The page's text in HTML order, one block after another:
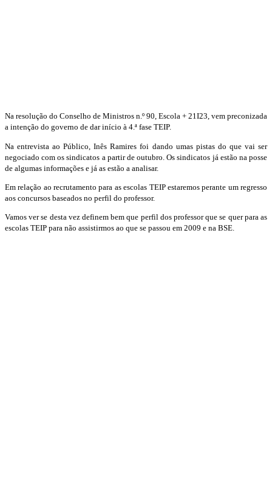
Na resolução do Conselho de Ministros n.º 90, Escola + 21Ι23, vem preconizada
a intenção do governo de dar início à 4.ª fase TEIP.
Na entrevista ao Público, Inês Ramires foi dando umas pistas do que vai ser
negociado com os sindicatos a partir de outubro. Os sindicatos já estão na posse
de algumas informações e já as estão a analisar.
Em relação ao recrutamento para as escolas TEIP estaremos perante um regresso
aos concursos baseados no perfil do professor.
Vamos ver se desta vez definem bem que perfil dos professor que se quer para as
escolas TEIP para não assistirmos ao que se passou em 2009 e na BSE.